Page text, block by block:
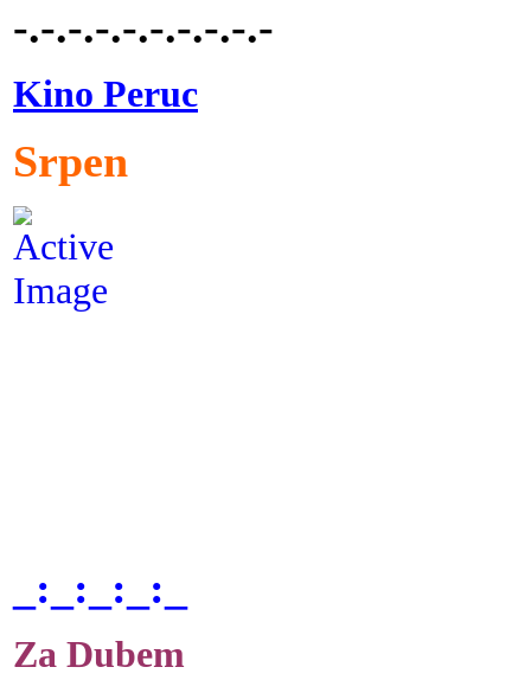
-.-.-.-.-.-.-.-.-.-
Kino Peruc
Srpen
_:_:_:_:_
Za Dubem